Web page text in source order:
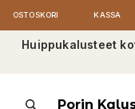
OSTOSKORI KASSA
Huippukalusteet
ProductsPorin